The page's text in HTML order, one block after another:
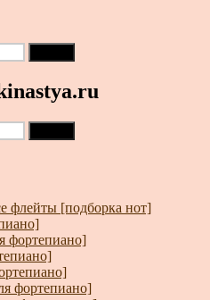
флейты [подборка нот]
фортепиано]
фортепиано]